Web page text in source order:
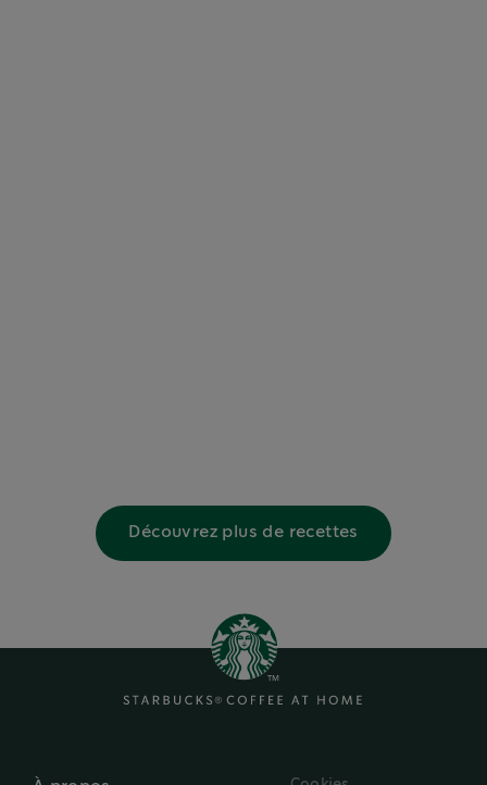
Découvrez plus de recettes